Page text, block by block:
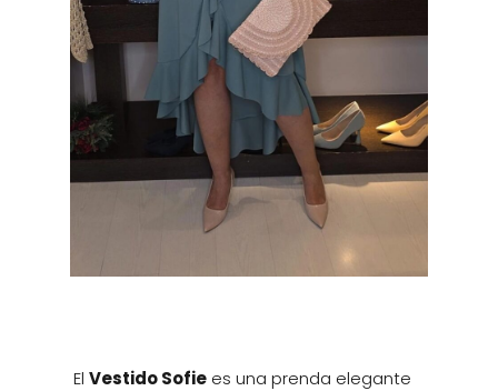
ElVestido Sofie es una prenda elegante